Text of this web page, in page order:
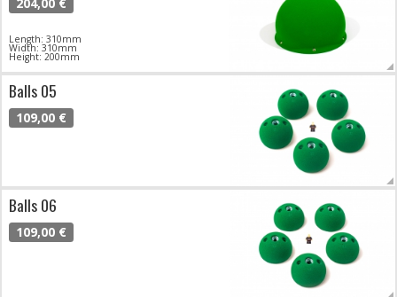
Length: 310mm
Width: 310mm
Height: 200mm
Balls 05
109,00 €
Balls 06
109,00 €